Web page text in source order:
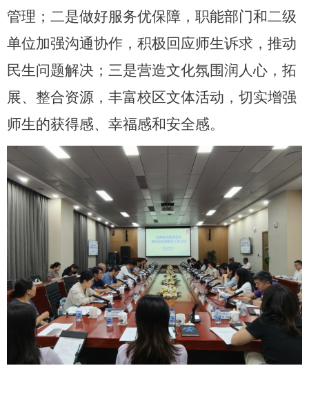
管理；二是做好服务优保障，职能部门和二级
单位加强沟通协作，积极回应师生诉求，推动
民生问题解决；三是营造文化氛围润人心，拓
展、整合资源，丰富校区文体活动，切实增强
师生的获得感、幸福感和安全感。